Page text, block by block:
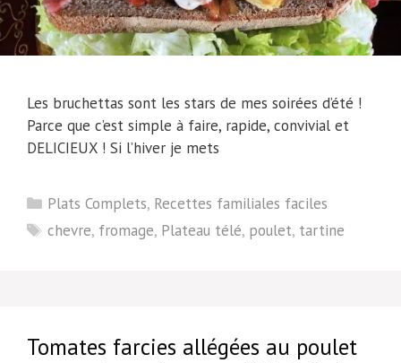
Les bruchettas sont les stars de mes soirées d’été !
Parce que c’est simple à faire, rapide, convivial et
DELICIEUX ! Si l’hiver je mets
Catégories
Plats Complets, Recettes familiales faciles
Étiquettes
chevre, fromage, Plateau télé, poulet, tartine
Tomates farcies allégées au poulet